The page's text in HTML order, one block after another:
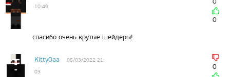
10:49
0
спасибо очень крутые шейдеры!
Kitty0aa
05/03/2022 21:
03
0